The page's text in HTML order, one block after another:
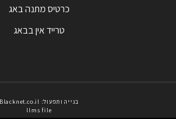
כרטיס מתנה באג
טרייד אין בבאג
בנייה ותפעול: Blacknet.co.il
llms file